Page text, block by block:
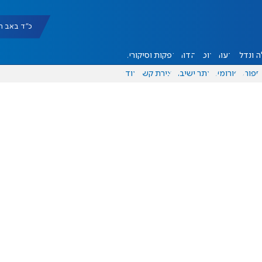
כ"ד באב תשפ"ו
ונדל"ן דעות אוכל יהדות הפקות וסיקורים
ספורט פורומים אתר ישיבה יצירת קשר עוד